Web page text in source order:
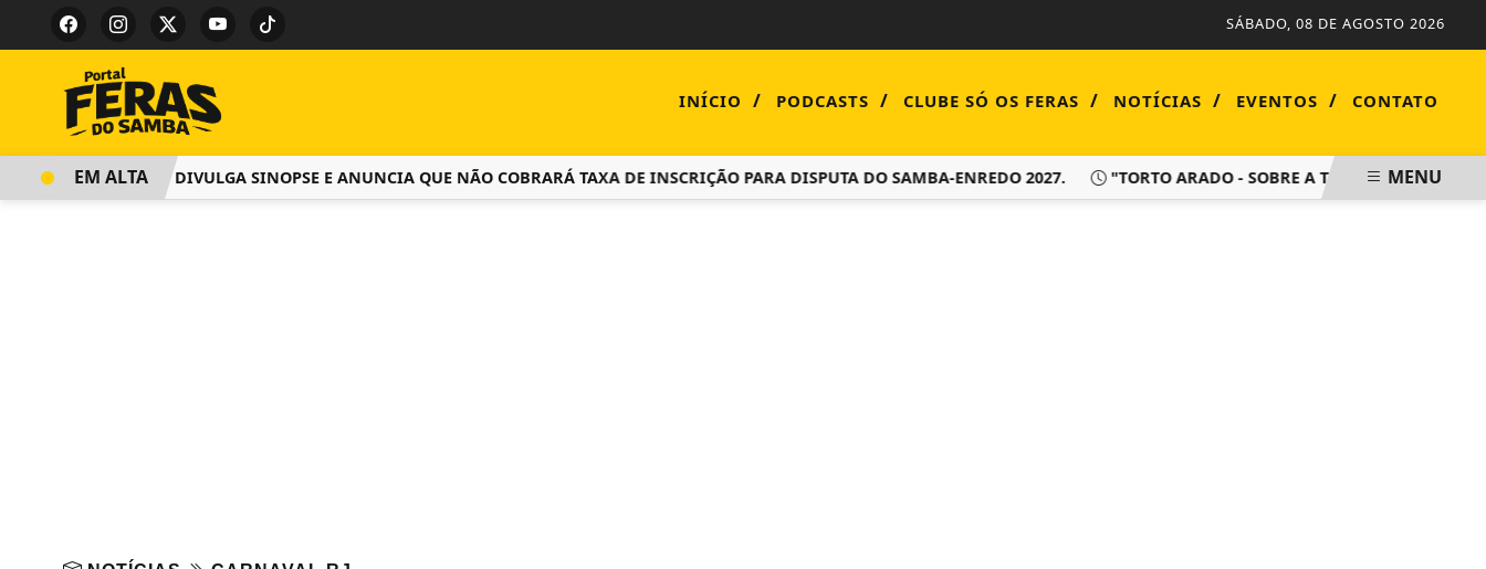
SÁBADO, 08 DE AGOSTO 2026
INÍCIO / PODCASTS / CLUBE SÓ OS FERAS / NOTÍCIAS / EVENTOS / CONTATO
SALGUEIRO DIVULGA SINOPSE E ANUNCIA QUE NÃO COBRARÁ TAXA DE INSCRIÇÃO PARA DISPUTA DO SAMBA-ENREDO 2027. "TORTO ARADO - SOBRE A TERRA HÁ DE VIVER
EM ALTA MENU